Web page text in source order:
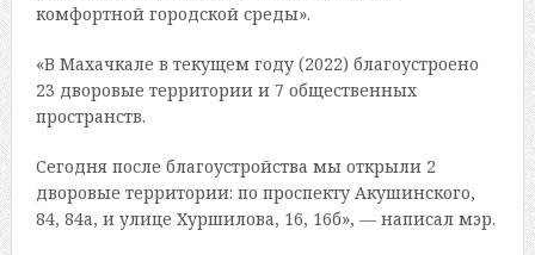
комфортной городской среды».
«В Махачкале в текущем году (2022) благоустроено
23 дворовые территории и 7 общественных
пространств.
Сегодня после благоустройства мы открыли 2
дворовые территории: по проспекту Акушинского,
84, 84а, и улице Хуршилова, 16, 16б», — написал мэр.